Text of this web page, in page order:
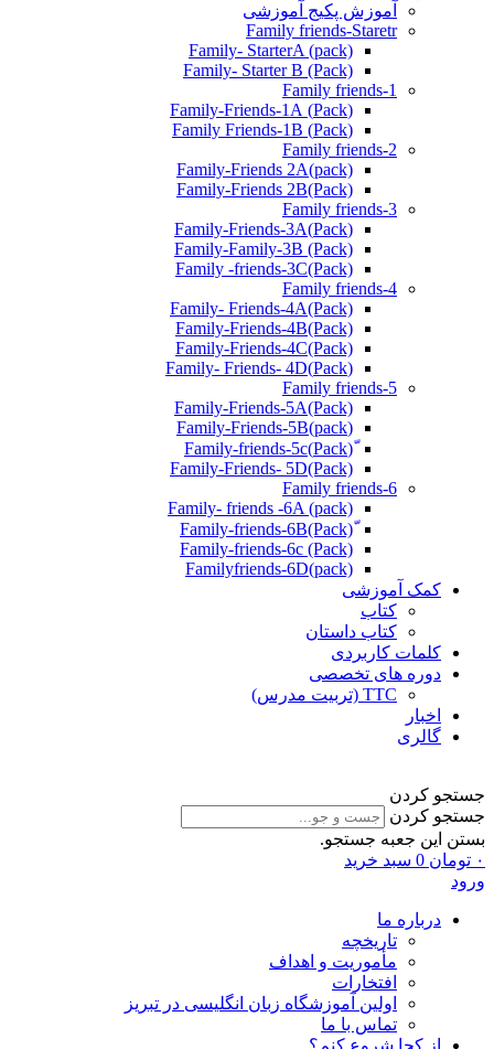
آموزش پکیج آموزشی
Family friends-Staretr
Family- StarterA (pack)
Family- Starter B (Pack)
Family friends-1
(Pack) Family-Friends-1A
(Pack) Family Friends-1B
Family friends-2
Family-Friends 2A(pack)
Family-Friends 2B(Pack)
Family friends-3
(Pack)Family-Friends-3A
Family-Family-3B (Pack)
Family -friends-3C(Pack)
Family friends-4
Family- Friends-4A(Pack)
Family-Friends-4B(Pack)
Family-Friends-4C(Pack)
(Pack)Family- Friends- 4D
Family friends-5
Family-Friends-5A(Pack)
(pack)Family-Friends-5B
ّ(Pack)Family-friends-5c
Family-Friends- 5D(Pack)
Family friends-6
Family- friends -6A (pack)
Family-friends-6c (Pack)
Familyfriends-6D(pack)
کمک آموزشی
کتاب
کتاب داستان
کلمات کاربردی
دوره های تخصصی
TTC (تربیت مدرس)
اخبار
گالری
جستجو کردن
جستجو کردن
بستن این جعبه جستجو.
۰ تومان 0 سبد خرید
ورود
درباره ما
تاریخچه
مأموریت و اهداف
افتخارات
اولین آموزشگاه زبان انگلیسی در تبریز
تماس با ما
از کجا شروع کنم؟